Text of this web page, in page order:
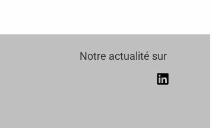
Notre actualité sur